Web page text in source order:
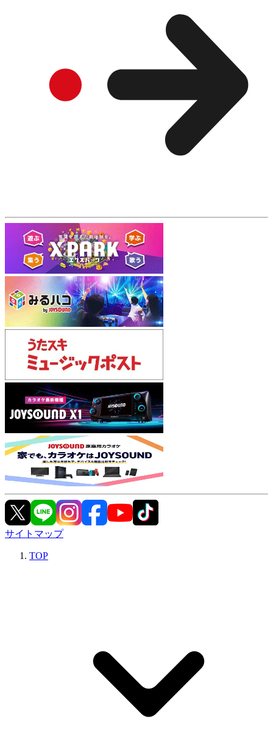
サイトマップ
TOP